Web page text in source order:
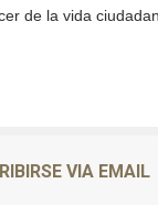
de la vida
VIA EMAIL